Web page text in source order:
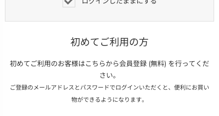
初めてご利用の方
初めてご利用のお客様はこちらから会員登録 (無料) を行ってくだ
さい。
ご登録のメールアドレスとパスワードでログインいただくと、便利にお買い
物ができるようになります。